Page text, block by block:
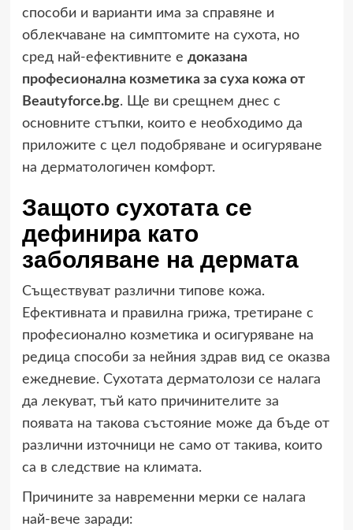
способи и варианти има за справяне и
облекчаване на симптомите на сухота, но
сред най-ефективните е доказана
професионална козметика за суха кожа от
Beautyforce.bg. Ще ви срещнем днес с
основните стъпки, които е необходимо да
приложите с цел подобряване и осигуряване
на дерматологичен комфорт.
Защото сухотата се
дефинира като
заболяване на дермата
Съществуват различни типове кожа.
Ефективната и правилна грижа, третиране с
професионално козметика и осигуряване на
редица способи за нейния здрав вид се оказва
ежедневие. Сухотата дерматолози се налага
да лекуват, тъй като причинителите за
появата на такова състояние може да бъде от
различни източници не само от такива, които
са в следствие на климата.
Причините за навременни мерки се налага
най-вече заради: